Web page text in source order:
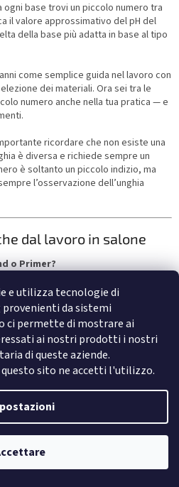
e utilizza tecnologie di
da sistemi
ci permette di mostrare ai
ai nostri prodotti i nostri
di queste aziende.
questo sito ne accetti l'utilizzo.
base trovi un piccolo numero tra
il valore approssimativo del pH del
della base più adatta in base al tipo
come semplice guida nel lavoro con
dei materiali. Ora sei tra le
numero anche nella tua pratica — e
ricordare che non esiste una
è diversa e richiede sempre un
è soltanto un piccolo indizio, ma
l’osservazione dell’unghia
dal lavoro in salone
o Primer?
corretta preparazione meccanica,
strati di adesione possono
è troppo morbida o troppo
la ricostruzione inizierà a
inutilmente l’unghia.
dell’unghia nel tempo, non solo
sistema IBX?